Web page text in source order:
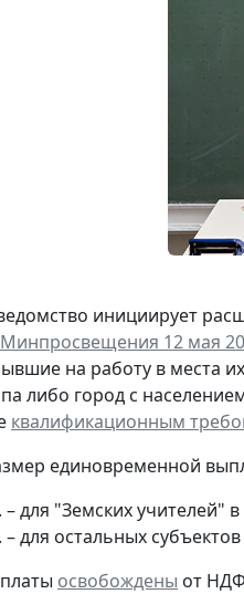
инициирует
12 мая
на работу в места
либо город с
квалификационным
единовременной
для "Земских учителей"
для остальных
освобождены от